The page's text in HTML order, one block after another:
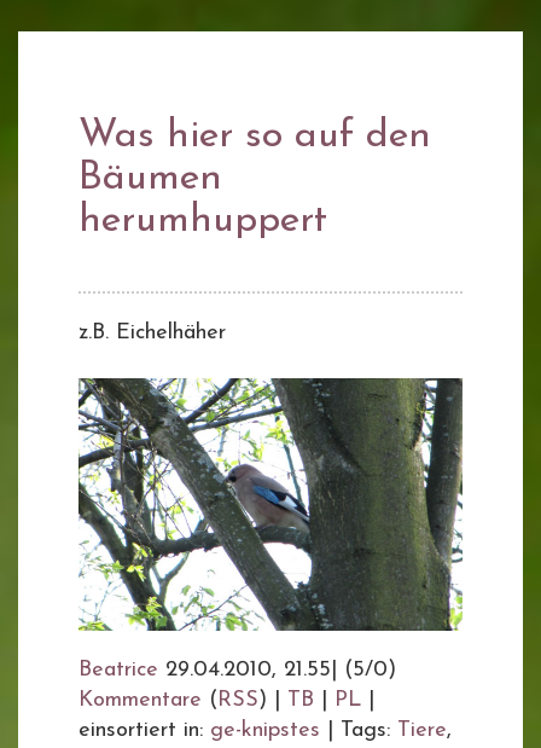
Was hier so auf den
Bäumen
herumhuppert
z.B. Eichelhäher
Beatrice 29.04.2010, 21.55
(5/0)
Kommentare ( RSS) | TB PL
einsortiert in: ge-knipstes Tags: Tiere,